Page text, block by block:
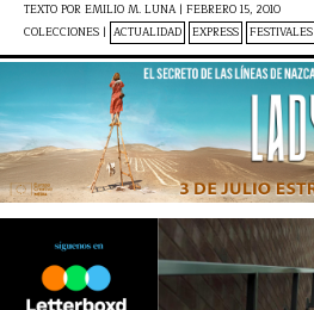
TEXTO POR EMILIO M. LUNA | FEBRERO 15, 2010
COLECCIONES | ACTUALIDAD EXPRESS FESTIVALES